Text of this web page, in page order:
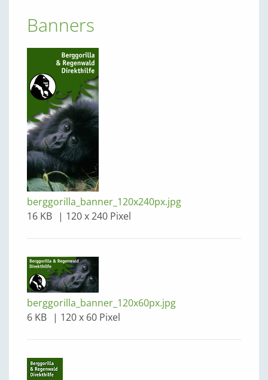
Banners
berggorilla_banner_120x240px.jpg
16 KB
120 x 240 Pixel
berggorilla_banner_120x60px.jpg
6 KB
120 x 60 Pixel